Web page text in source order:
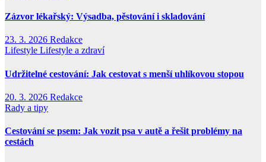
Zázvor lékařský: Výsadba, pěstování i skladování
23. 3. 2026 Redakce
Lifestyle Lifestyle a zdraví
Udržitelné cestování: Jak cestovat s menší uhlíkovou stopou
20. 3. 2026 Redakce
Rady a tipy
Cestování se psem: Jak vozit psa v autě a řešit problémy na
cestách